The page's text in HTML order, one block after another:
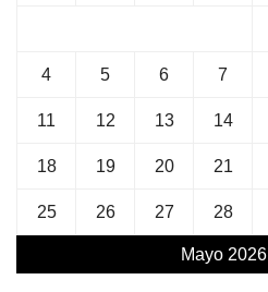
Mayo 2026
4 5 6 7
11 12 13 14
18 19 20 21
25 26 27 28